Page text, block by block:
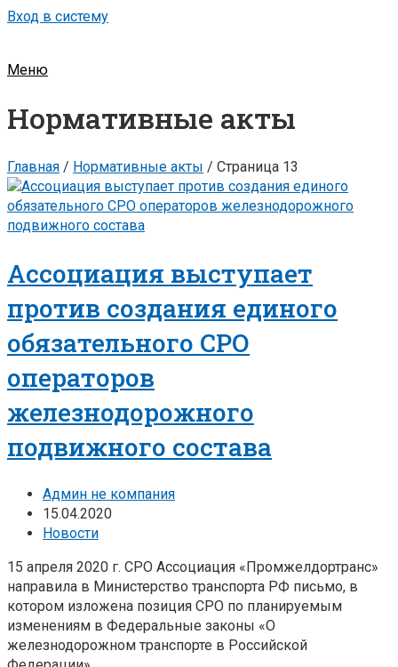
Вход в систему
Меню
Нормативные акты
Главная / Нормативные акты / Страница 13
Ассоциация выступает
против создания единого
обязательного СРО
операторов
железнодорожного
подвижного состава
Админ не компания
15.04.2020
Новости
15 апреля 2020 г. СРО Ассоциация «Промжелдортранс»
направила в Министерство транспорта РФ письмо, в
котором изложена позиция СРО по планируемым
изменениям в Федеральные законы «О
железнодорожном транспорте в Российской